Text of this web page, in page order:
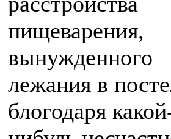
пищеварения,
вынужденного
лежания в
блогодаря